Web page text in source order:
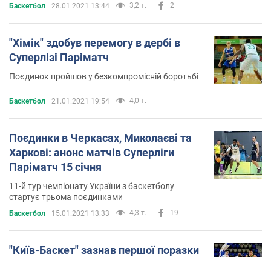
Баскетбол 28.01.2021 13:44 3,2 т. 2
"Хімік" здобув перемогу в дербі в
Суперлізі Паріматч
Поєдинок пройшов у безкомпромісній боротьбі
Баскетбол 21.01.2021 19:54 4,0 т.
Поєдинки в Черкасах, Миколаєві та
Харкові: анонс матчів Суперліги
Паріматч 15 січня
11-й тур чемпіонату України з баскетболу
стартує трьома поєдинками
Баскетбол 15.01.2021 13:33 4,3 т. 19
"Київ-Баскет" зазнав першої поразки